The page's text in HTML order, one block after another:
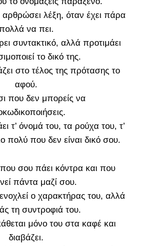
λέξη, όταν έχει πάρα
να πει.
συντακτικό, αλλά προτιμάει
το δικό της.
στο τέλος της πρότασης το
αφού.
που δεν μπορείς να
τ’ όνομά του, τα ρούχα του, τ’
πολύ που δεν είναι δικό σου.
που σου πάει κόντρα και που
πάντα μαζί σου.
ο χαρακτήρας του, αλλά
τη συντροφιά του.
μόνο του στα καφέ και
διαβάζει.